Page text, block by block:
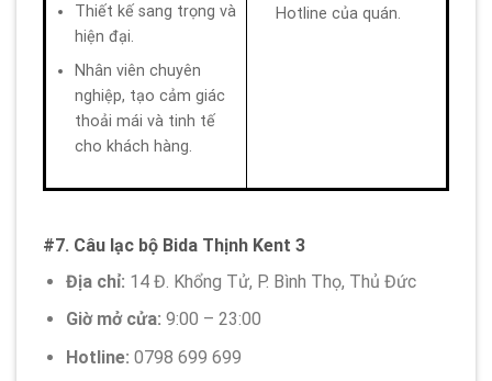
Thiết kế sang trọng và
hiện đại.
Nhân viên chuyên
nghiệp, tạo cảm giác
thoải mái và tinh tế
cho khách hàng.
Hotline của quán.
#7. Câu lạc bộ Bida Thịnh Kent 3
Địa chỉ: 14 Đ. Khổng Tử, P. Bình Thọ, Thủ Đức
Giờ mở cửa: 9:00 – 23:00
Hotline: 0798 699 699